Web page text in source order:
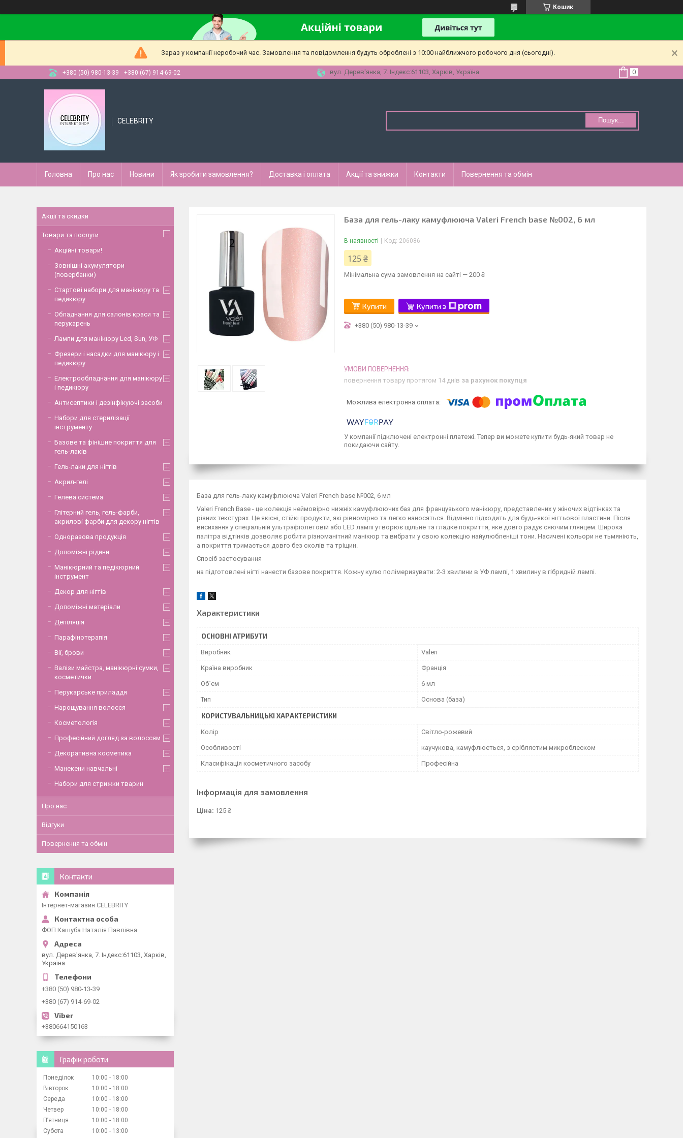
Кошик
Зараз у компанії неробочий час. Замовлення та повідомлення будуть оброблені з 10:00 найближчого робочого дня (сьогодні).
+380 (50) 980-13-39 +380 (67) 914-69-02 вул. Дерев'янка, 7. Індекс:61103, Харків, Україна
CELEBRITY Пошук...
Головна Про нас Новини Як зробити замовлення? Доставка і оплата Акції та знижки Контакти Повернення та обмін
База для гель-лаку камуфлююча Valeri French base №002, 6 мл
В наявності Код: 206086
125 ₴
Мінімальна сума замовлення на сайті — 200 ₴
Купити Купити з
+380 (50) 980-13-39
повернення товару протягом 14 днів за рахунок покупця
У компанії підключені електронні платежі. Тепер ви можете купити будь-який товар не
покидаючи сайту.
База для гель-лаку камуфлююча Valeri French base №002, 6 мл
Valeri French Base - це колекція неймовірно нижніх камуфлюючих баз для французького манікюру, представлених у жіночих відтінках та
різних текстурах. Це якісні, стійкі продукти, які рівномірно та легко наносяться. Відмінно підходить для будь-якої нігтьової пластини. Після
висихання у спеціальній ультрафіолетовій або LED лампі утворює щільне та гладке покриття, яке довго радує сяючим глянцем. Широка
палітра відтінків дозволяє робити різноманітний манікюр та вибрати у свою колекцію найулюбленіші тони. Насичені кольори не тьмяніють,
а покриття тримається довго без сколів та тріщин.
Спосіб застосування
на підготовлені нігті нанести базове покриття. Кожну кулю полімеризувати: 2-3 хвилини в УФ лампі, 1 хвилину в гібридній лампі.
Характеристики
ОСНОВНІ АТРИБУТИ
Виробник Valeri
Країна виробник Франція
Об`єм 6 мл
Тип Основа (база)
КОРИСТУВАЛЬНИЦЬКІ ХАРАКТЕРИСТИКИ
Колір Світло-рожевий
Особливості каучукова, камуфлюється, з сріблястим микроблеском
Класифікація косметичного засобу Професійна
Інформація для замовлення
Ціна: 125 ₴
Акції та скидки
Товари та послуги
Акційні товари!
Зовнішні акумулятори
(повербанки)
Стартові набори для манікюру та
педикюру
Обладнання для салонів краси та
перукарень
Лампи для манікюру Led, Sun, УФ
Фрезери і насадки для манікюру і
педикюру
Електрообладнання для манікюру
і педикюру
Антисептики і дезінфікуючі засоби
Набори для стерилізації
інструменту
Базове та фінішне покриття для
гель-лаків
Гель-лаки для нігтів
Акрил-гелі
Гелева система
Глітерний гель, гель-фарби,
акрилові фарби для декору нігтів
Одноразова продукція
Допоміжні рідини
Манікюрний та педікюрний
інструмент
Декор для нігтів
Допоміжні матеріали
Депіляція
Парафінотерапія
Вії, брови
Валізи майстра, манікюрні сумки,
косметички
Перукарське приладдя
Нарощування волосся
Косметологія
Професійний догляд за волоссям
Декоративна косметика
Манекени навчальні
Набори для стрижки тварин
Про нас
Відгуки
Повернення та обмін
Контакти
Інтернет-магазин CELEBRITY
ФОП Кашуба Наталія Павлівна
вул. Дерев'янка, 7. Індекс:61103, Харків,
Україна
+380 (50) 980-13-39
+380 (67) 914-69-02
+380664150163
Графік роботи
Понеділок 10:00
18:00
Вівторок
10:00
18:00
Середа
10:00
18:00
Четвер
10:00
18:00
Пʼятниця
10:00
18:00
Субота
10:00 13:00